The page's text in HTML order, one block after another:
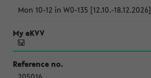
Mon 10-12 in W0-135 [12.10.-18.12.2026]